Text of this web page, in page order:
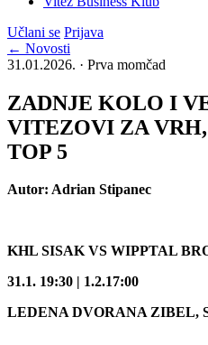
Učlani se Prijava
← Novosti
31.01.2026. · Prva momčad
ZADNJE KOLO I
VITEZOVI ZA
TOP 5
Autor: Adrian Stipanec
KHL SISAK VS WIPPTAL
31.1. 19:30 | 1.2.17:00
LEDENA DVORANA ZIBEL,